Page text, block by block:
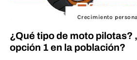
Crecimiento
¿Qué tipo de moto pilotas?
opción 1 en la población?